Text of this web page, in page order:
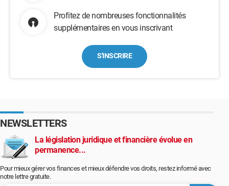
Profitez de nombreuses fonctionnalités
supplémentaires en vous inscrivant
S'INSCRIRE
NEWSLETTERS
La législation juridique et financière évolue en
permanence...
Pour mieux gérer vos finances et mieux défendre vos droits, restez informé avec
notre lettre gratuite.